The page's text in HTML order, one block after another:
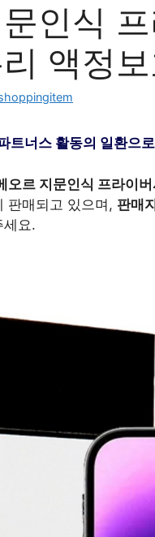
인식
액정
트너스 활동의 일환으
오르 지문인식 프라이
판매되고 있으며, 판매
세요.